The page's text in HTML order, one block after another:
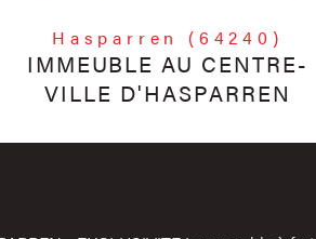
Hasparren (64240)
IMMEUBLE AU CENTRE-
VILLE D'HASPARREN